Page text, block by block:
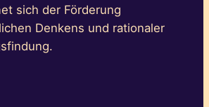
sich der Förderung
Denkens und rationaler